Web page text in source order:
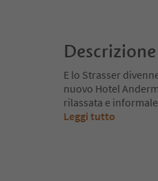
Descrizione
E lo Strasser
nuovo Hotel
rilassata e
Leggi tutto